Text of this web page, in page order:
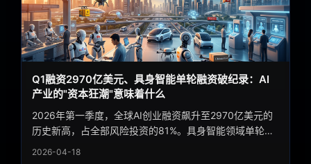
Q1融资2970亿美元、具身智能单轮融资破纪录：AI
产业的"资本狂潮"意味着什么
2026年第一季度，全球AI创业融资飙升至2970亿美元的
历史新高，占全部风险投资的81%。具身智能领域单轮融
2026-04-18